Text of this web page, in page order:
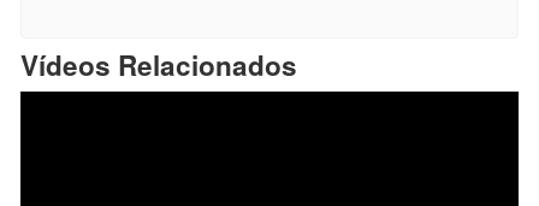
Vídeos Relacionados